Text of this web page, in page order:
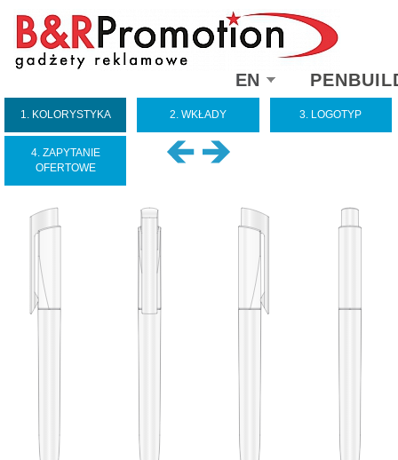
Select
yourEN
1. KOLORYSTYKA 2. WKŁADY 3. LOGOTYP
4. ZAPYTANIE
OFERTOWE